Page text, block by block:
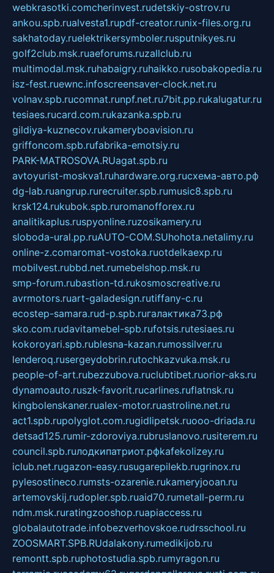
webkrasotki.comcherinvest.rudetskiy-ostrov.ru
ankou.spb.rualvesta1.rupdf-creator.runix-files.org.ru
sakhatoday.ruelektrikersymboler.rusputnikyes.ru
golf2club.msk.ruaeforums.ruzallclub.ru
multimodal.msk.ruhabaigry.ruhaikko.rusobakopedia.ru
isz-fest.ruewnc.infoscreensaver-clock.net.ru
volnav.spb.rucomnat.runpf.net.ru7bit.pp.rukalugatur.ru
tesiaes.rucard.com.rukazanka.spb.ru
gildiya-kuznecov.rukameryboavision.ru
griffoncom.spb.rufabrika-emotsiy.ru
PARK-MATROSOVA.RUagat.spb.ru
avtoyurist-moskva1.ruhardware.org.ruсхема-авто.рф
dg-lab.ruangrup.rurecruiter.spb.rumusic8.spb.ru
krsk124.rukubok.spb.ruromanofforex.ru
analitikaplus.ruspyonline.ruzosikamery.ru
sloboda-ural.pp.ruAUTO-COM.SUhohota.netalimy.ru
online-z.comaromat-vostoka.ruotdelkaexp.ru
mobilvest.rubbd.net.rumebelshop.msk.ru
smp-forum.rubastion-td.rukosmoscreative.ru
avrmotors.ruart-galadesign.rutiffany-c.ru
ecostep-samara.rud-p.spb.ruгалактика73.рф
sko.com.rudavitamebel-spb.rufotsis.rutesiaes.ru
kokoroyari.spb.rublesna-kazan.rumossilver.ru
lenderoq.rusergeydobrin.rutochkazvuka.msk.ru
people-of-art.rubezzubova.ruclubtibet.ruorior-aks.ru
dynamoauto.ruszk-favorit.rucarlines.ruflatnsk.ru
kingbolenskaner.rualex-motor.ruastroline.net.ru
act1.spb.rupolyglot.com.rugidlipetsk.ruooo-driada.ru
detsad125.rumir-zdoroviya.rubruslanovo.rusiterem.ru
council.spb.ruлодкипатриот.рфkafekolizey.ru
iclub.net.rugazon-easy.rusugarepilekb.rugrinox.ru
pylesostineco.rumsts-ozarenie.rukameryjooan.ru
artemovskij.rudopler.spb.ruaid70.rumetall-perm.ru
ndm.msk.ruratingzooshop.ruapiaccess.ru
globalautotrade.infobezverhovskoe.rudrsschool.ru
ZOOSMART.SPB.RUdalakony.rumedikijob.ru
remontt.spb.ruphotostudia.spb.rumyragon.ru